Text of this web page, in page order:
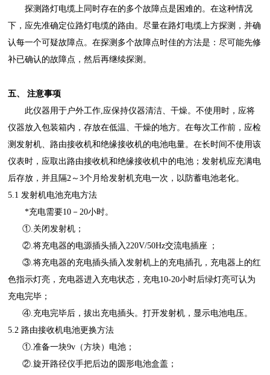
探测路灯电缆上同时存在的多个故障点是困难的。在这种情况
下，应先准确定位路灯电缆的路由。尽量在路灯电缆上方探测，并确
认每一个可疑故障点。在探测多个故障点时佳的方法是：尽可能先修
补已确认的故障点，然后再继续探测。
五、
注意事项
此仪器用于户外工作 ,应保持仪器清洁、干燥。不使用时，应将
仪器放入包装箱内，存放在低温、干燥的地方。在每次工作前，应检
测发射机、路由接收机和绝缘接收机的电池电量。在长时间不使用该
仪表时，应取出路由接收机和绝缘接收机中的电池；发射机应充满电
后存放，并且隔2～3个月给发射机充电一次，以防蓄电池老化。
5.1 发射机电池充电方法
*充电需要10－20小时。
①.关闭发射机；
②.将充电器的电源插头插入220V/50Hz交流电插座
；
③.将充电器的充电插头插入发射机上的充电插孔，充电器上的红
色指示灯亮，充电器进入充电状态，充电10-20小时后绿灯亮可认为
充电完毕；
④.充电完毕后，拔出充电插头。打开发射机，显示电池电压。
5.2 路由接收机电池更换方法
①.准备一块9v（方块）电池；
②.旋开路径仪手把后边的圆形电池盒盖；